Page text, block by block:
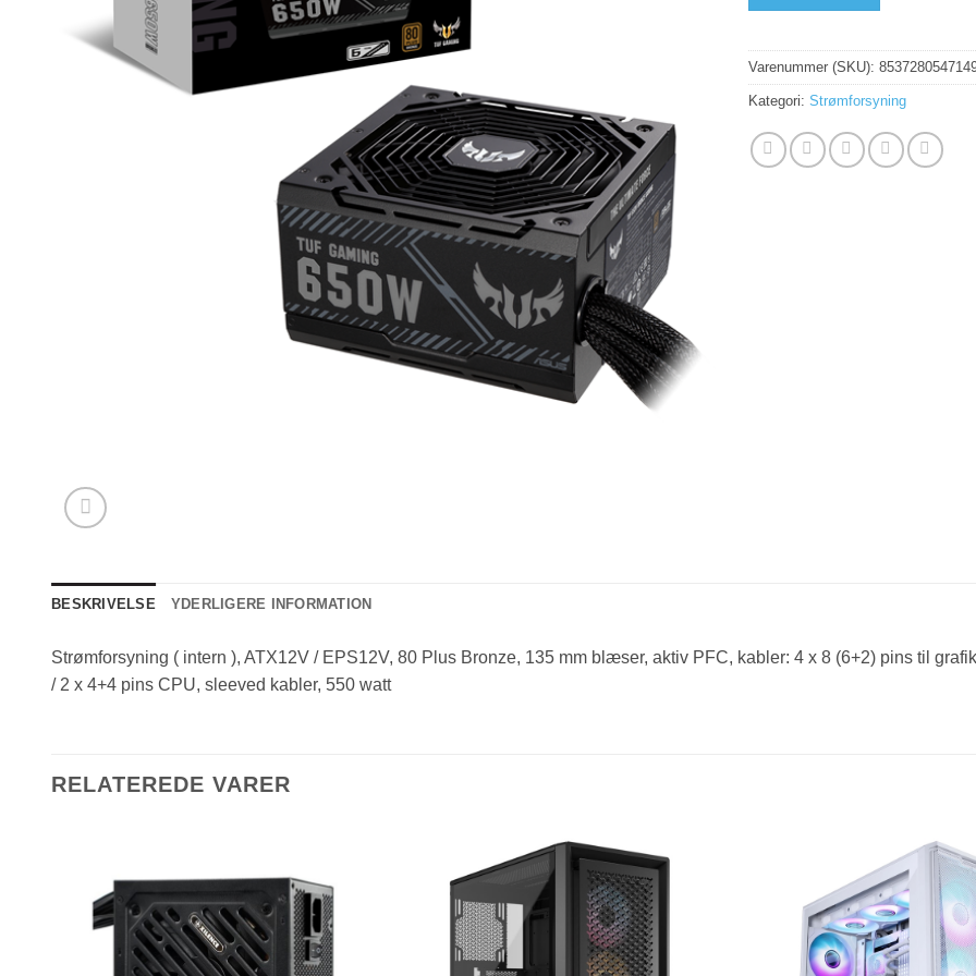
Varenummer (SKU):
Kategori: Strømforsyning
BESKRIVELSE YDERLIGERE INFORMATION
Strømforsyning ( intern ), ATX12V / EPS12V, 80 Plus Bronze, 135 mm blæser, aktiv PFC, kabler: 4 x 8 (6+2) pins til
/ 2 x 4+4 pins CPU, sleeved kabler, 550 watt
RELATEREDE VARER